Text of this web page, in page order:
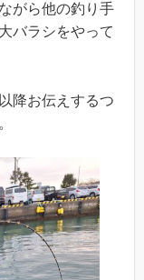
がら他の釣り手
バラシをやって
降お伝えするつ